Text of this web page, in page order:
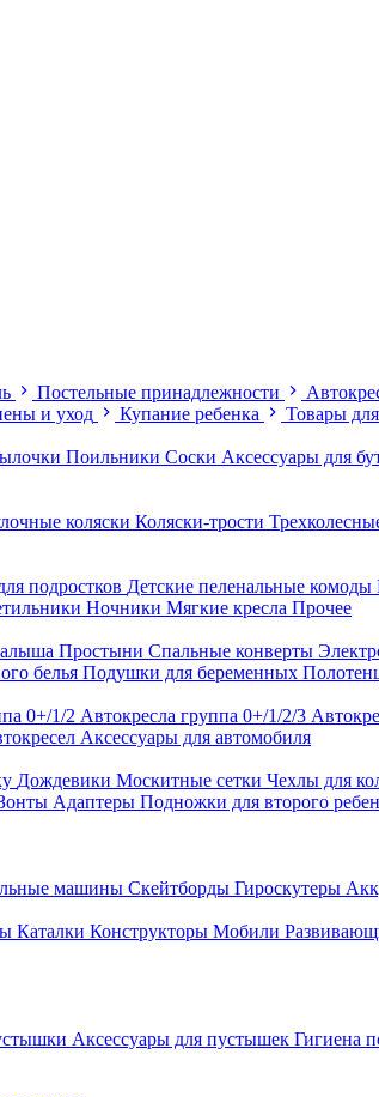
Постельные принадлежности
и уход
Купание ребенка Товары
Поильники Соски Аксессуары для
коляски Коляски-трости
подростков Детские пеленальные комоды
Ночники Мягкие кресла Прочее
Простыни Спальные конверты
белья Подушки для беременных
0+/1/2 Автокресла группа 0+/1/2/3
Аксессуары для автомобиля
Дождевики Москитные сетки Чехлы для
Адаптеры Подножки для второго
машины Скейтборды Гироскутеры
Каталки Конструкторы Мобили
Аксессуары для пустышек Гигиена